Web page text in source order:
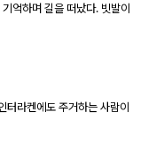
억하며 길을 떠났다. 빗발이
터라켄에도 주거하는 사람이